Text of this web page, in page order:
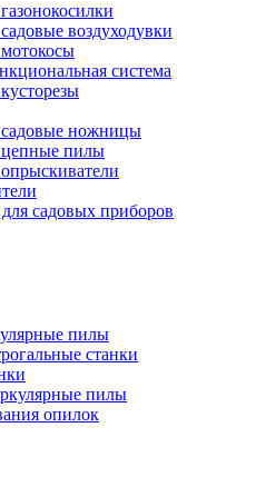
воздуходувки
система
ножницы
пилы
садовых приборов
пилы
станки
пилы
опилок